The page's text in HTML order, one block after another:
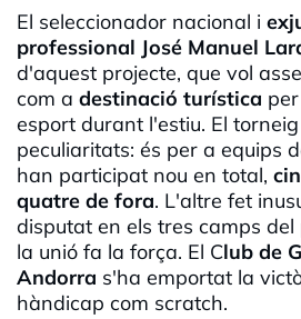
El seleccionador nacional i
professional José Manuel
d'aquest projecte, que vol
com a destinació turística
esport durant l'estiu. El
peculiaritats: és per a equips
han participat nou en total,
quatre de fora. L'altre fet
disputat en els tres camps del
la unió fa la força. El Club de
Andorra s'ha emportat la
hàndicap com scratch.